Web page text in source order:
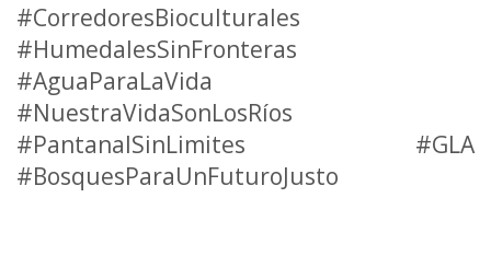
#CorredoresBioculturales
#HumedalesSinFronteras
#AguaParaLaVida
#NuestraVidaSonLosRíos
#PantanalSinLimites #GLA
#BosquesParaUnFuturoJusto